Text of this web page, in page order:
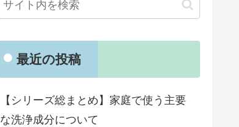
最近の投稿
【シリーズ総まとめ】家庭で使う主要
な洗浄成分について